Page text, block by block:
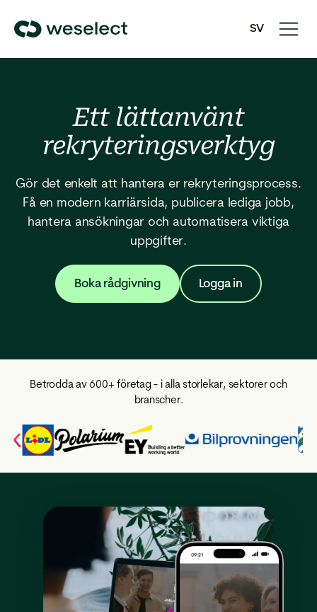
Select
EN
SV
Open
Close
Ett lättanvänt
rekryteringsverktyg
Gör det enkelt att hantera er rekryteringsprocess.
Få en modern karriärsida, publicera lediga jobb,
hantera ansökningar och automatisera viktiga
uppgifter.
Boka rådgivning Logga in
Betrodda av 600+ företag - i alla storlekar, sektorer och
branscher.